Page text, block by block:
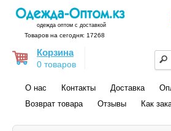
одежда оптом с доставкой
Товаров на сегодня: 17268
Корзина
0 товаров
О нас Контакты Доставка
Возврат товара
Отзывы Как